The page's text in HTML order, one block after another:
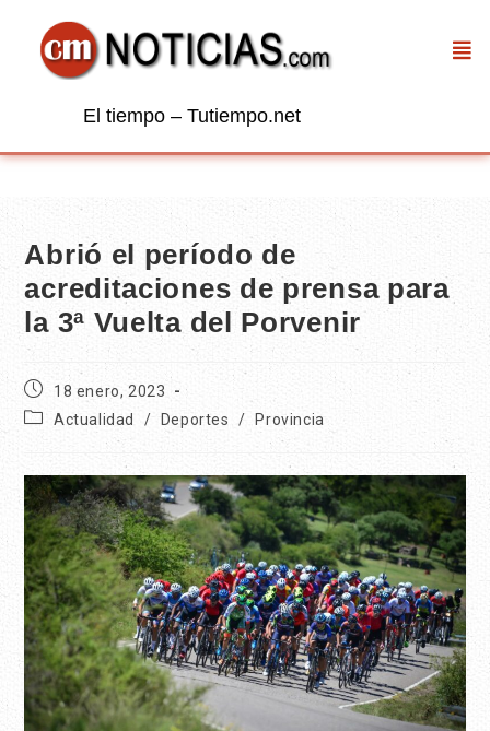
El tiempo – Tutiempo.net
Abrió el período de
acreditaciones de prensa para
la 3ª Vuelta del Porvenir
18 enero, 2023
Actualidad
/ Deportes / Provincia